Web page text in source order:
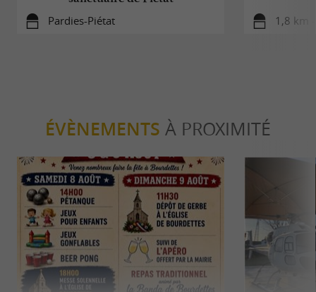
Pardies-Piétat 1,8 km
ÉVÈNEMENTS À PROXIMITÉ